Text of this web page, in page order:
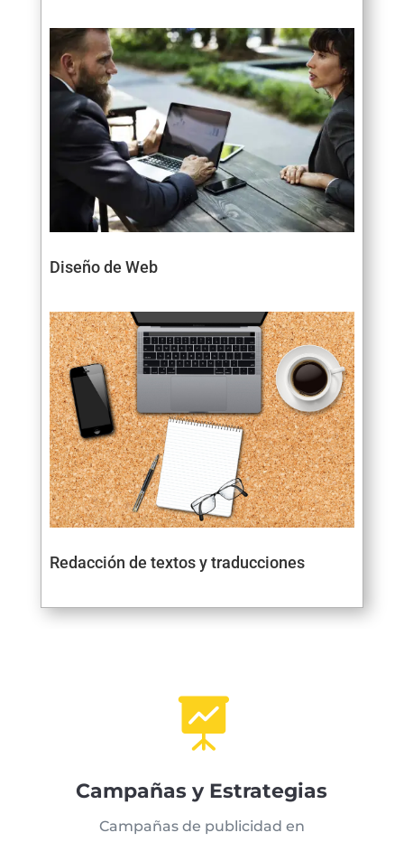
Diseño de Web
Redacción de textos y traducciones

Campañas y Estrategias
Campañas de publicidad en